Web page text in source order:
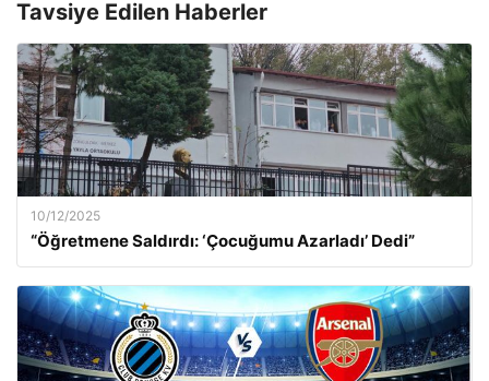
Tavsiye Edilen Haberler
10/12/2025
“Öğretmene Saldırdı: ‘Çocuğumu Azarladı’ Dedi”